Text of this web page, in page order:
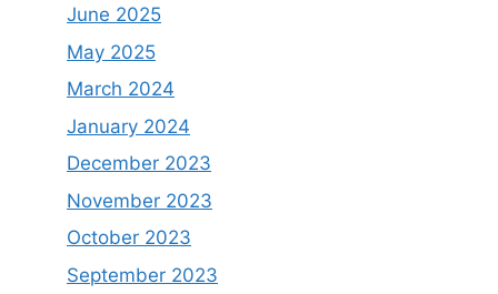
June 2025
May 2025
March 2024
January 2024
December 2023
November 2023
October 2023
September 2023